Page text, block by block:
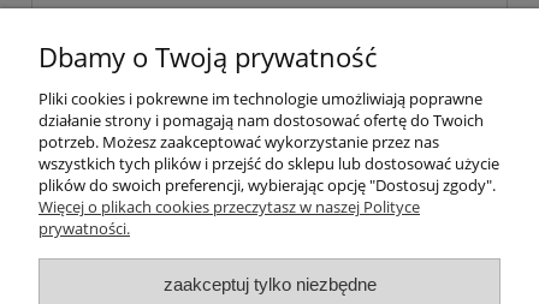
5,13 zł
powiadom o dostępności
Pomoc
Moje konto
Dbamy o Twoją prywatność
Pliki cookies i pokrewne im technologie umożliwiają poprawne
działanie strony i pomagają nam dostosować ofertę do Twoich
potrzeb. Możesz zaakceptować wykorzystanie przez nas
wszystkich tych plików i przejść do sklepu lub dostosować użycie
plików do swoich preferencji, wybierając opcję "Dostosuj zgody".
Więcej o plikach cookies przeczytasz w naszej Polityce
prywatności.
zaakceptuj tylko niezbędne